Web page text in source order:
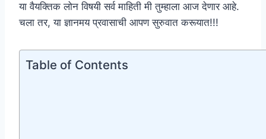
या वैयक्तिक लोन विषयी सर्व माहिती मी तुम्हाला आज देणार आहे.
चला तर, या ज्ञानमय प्रवासाची आपण सुरुवात करूयात!!!
Table of Contents